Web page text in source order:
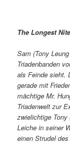
The Longest Nite
Sam (Tony
Triadenbanden
als Feinde sieht.
gerade mit
mächtige Mr.
Triadenwelt zur
zwielichtige
Leiche in seiner
einen Strudel